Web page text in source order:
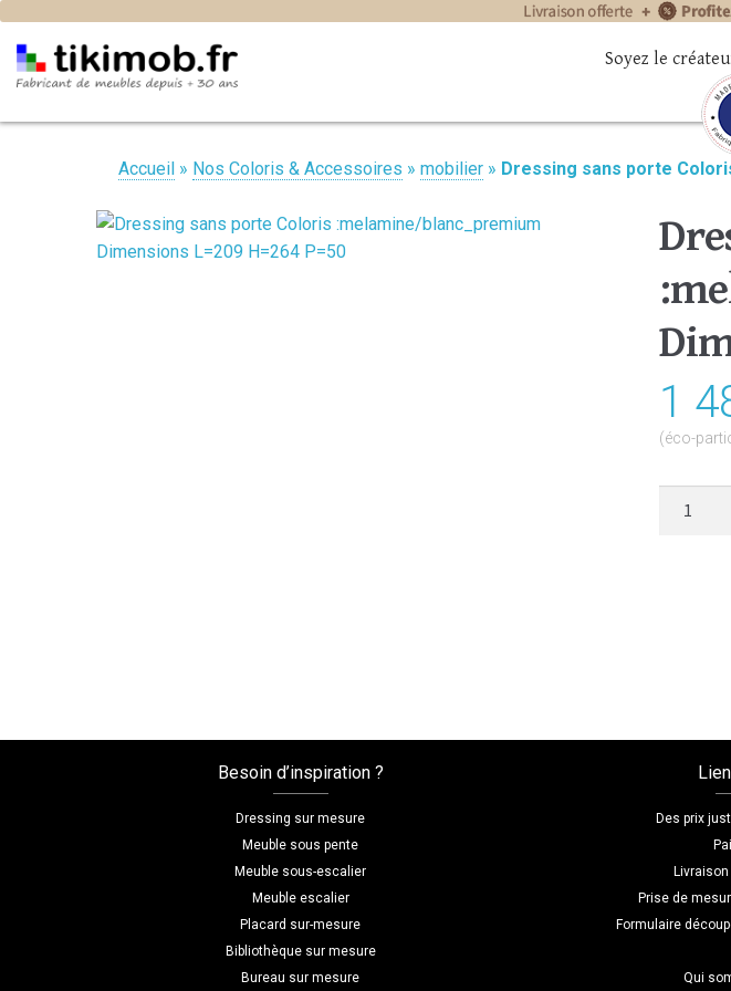
Soyez le
Accueil » Nos Coloris & Accessoires » mobilier » Dressing sans porte
1
(éco-
H=264
P=50
Besoin d’inspiration ?
Dressing sur mesure
Meuble sous pente
Meuble sous-escalier
Meuble escalier
Placard sur-mesure
Bibliothèque sur mesure
Bureau sur mesure
Des prix
Prise de
Formulaire
Qui